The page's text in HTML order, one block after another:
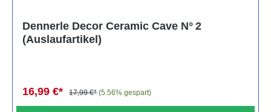
Dennerle Decor Ceramic Cave N° 2
(Auslaufartikel)
16,99 €* 17,99 €* (5.56% gespart)